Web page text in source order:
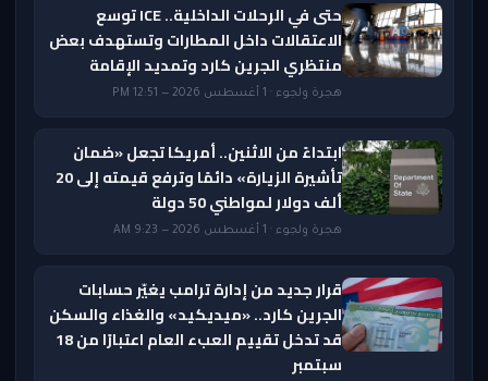
حتى في الرحلات الداخلية.. ICE توسع
الاعتقالات داخل المطارات وتستهدف بعض
منتظري الجرين كارد وتمديد الإقامة
هجرة ولجوء · 1 أغسطس 2026 — 12:51 PM
ابتداءً من الاثنين.. أمريكا تجعل «ضمان
تأشيرة الزيارة» دائمًا وترفع قيمته إلى 20
ألف دولار لمواطني 50 دولة
هجرة ولجوء · 1 أغسطس 2026 — 9:23 AM
قرار جديد من إدارة ترامب يغيّر حسابات
الجرين كارد.. «ميديكيد» والغذاء والسكن
قد تدخل تقييم العبء العام اعتبارًا من 18
سبتمبر